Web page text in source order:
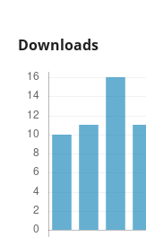
Downloads